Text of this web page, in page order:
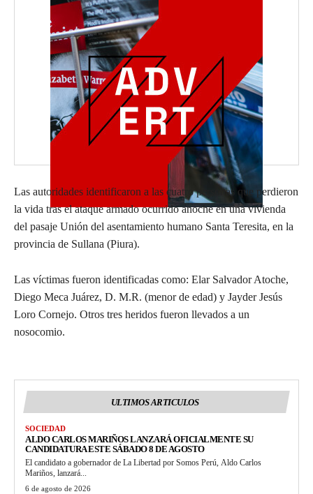
Las autoridades identificaron a las cuatro personas que perdieron
la vida tras el ataque armado ocurrido anoche en una vivienda
del pasaje Unión del asentamiento humano Santa Teresita, en la
provincia de Sullana (Piura).
Las víctimas fueron identificadas como: Elar Salvador Atoche,
Diego Meca Juárez, D. M.R. (menor de edad) y Jayder Jesús
Loro Cornejo. Otros tres heridos fueron llevados a un
nosocomio.
ULTIMOS ARTICULOS
SOCIEDAD
ALDO CARLOS MARIÑOS LANZARÁ OFICIALMENTE SU
CANDIDATURA ESTE SÁBADO 8 DE AGOSTO
El candidato a gobernador de La Libertad por Somos Perú, Aldo Carlos
Mariños, lanzará...
6 de agosto de 2026